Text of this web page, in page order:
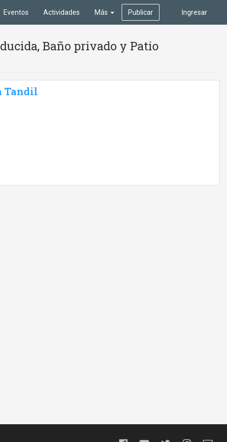
Ingresar
Eventos Actividades Más Publicar
Baño privado y Patio
Tandil